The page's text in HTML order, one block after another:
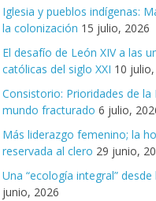
Iglesia y pueblos indígenas:
la colonización 15 julio, 2026
El desafío de León XIV a las
católicas del siglo XXI 10
Consistorio: Prioridades de la
mundo fracturado 6 julio,
Más liderazgo femenino; la
reservada al clero 29 junio,
Una “ecología integral”
junio, 2026